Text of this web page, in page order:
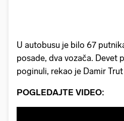
U autobusu je bilo 67
posade, dva vozača. Devet
poginuli, rekao je Damir
POGLEDAJTE VIDEO: